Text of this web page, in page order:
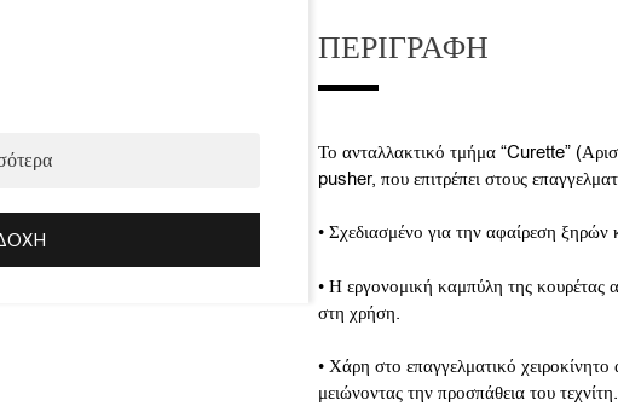
ΠΕΡΙΓΡΑΦΉ
Το ανταλλακτικό τμήμα “Curette”
pusher, που επιτρέπει στους
• Σχεδιασμένο για την αφαίρεση ξηρών
• Η εργονομική καμπύλη της κουρέτας
στη χρήση.
• Χάρη στο επαγγελματικό
μειώνοντας την προσπάθεια του τεχνίτη.